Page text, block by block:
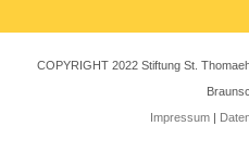
COPYRIGHT 2022 Stiftung St.
Impressum |